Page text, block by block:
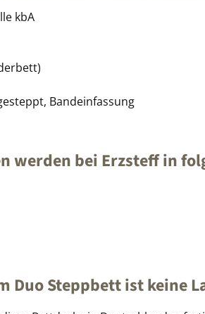
kbA
Bandeinfassung
werden bei Erzsteff in
Duo Steppbett ist keine